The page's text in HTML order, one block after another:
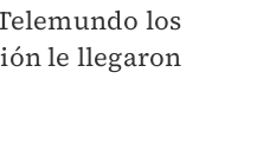
los
le llegaron